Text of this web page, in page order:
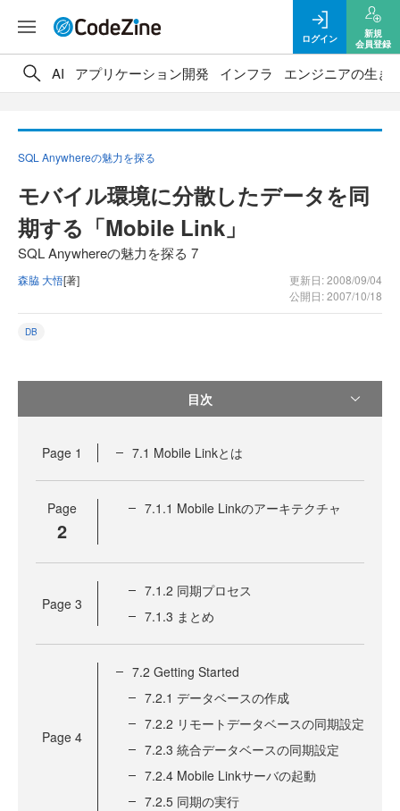
ログイン
新規
会員登録
AI アプリケーション開発 インフラ エンジニアの生き
SQL Anywhereの魅力を探る
モバイル環境に分散したデータを同
期する「Mobile Link」
SQL Anywhereの魅力を探る 7
森脇 大悟[著]
更新日: 2008/09/04
公開日: 2007/10/18
DB
目次
Page 1 7.1 Mobile Linkとは
Page
2
7.1.1 Mobile Linkのアーキテクチャ
Page 3
7.1.2 同期プロセス
7.1.3 まとめ
Page 4
7.2 Getting Started
7.2.1 データベースの作成
7.2.2 リモートデータベースの同期設定
7.2.3 統合データベースの同期設定
7.2.4 Mobile Linkサーバの起動
7.2.5 同期の実行